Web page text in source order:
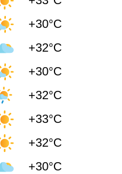
+30°C
+32°C
+30°C
+32°C
+33°C
+32°C
+30°C